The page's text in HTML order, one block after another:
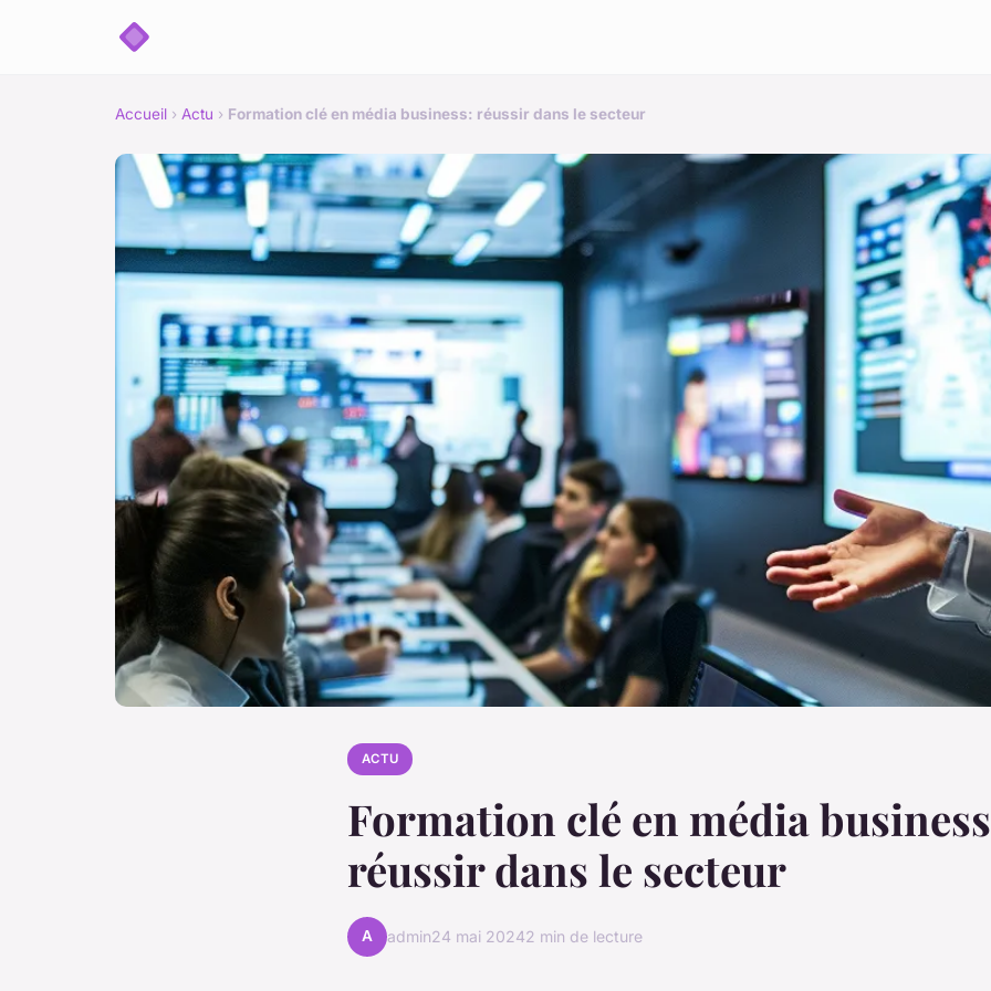
Accueil › Actu › Formation clé en média business: réussir dans le secteur
ACTU
Formation clé en média
réussir dans le secteur
A admin24 mai 20242 min de lecture